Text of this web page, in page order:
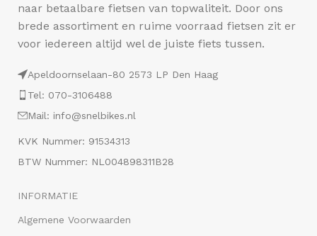
naar betaalbare fietsen van topwaliteit. Door ons
brede assortiment en ruime voorraad fietsen zit er
voor iedereen altijd wel de juiste fiets tussen.
Apeldoornselaan-80 2573 LP Den Haag
Tel: 070-3106488
Mail: info@snelbikes.nl
KVK Nummer: 91534313
BTW Nummer: NL004898311B28
INFORMATIE
Algemene Voorwaarden